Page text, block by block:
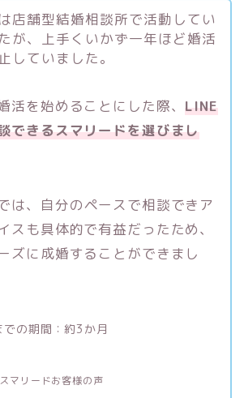
店舗型結婚相談所で活動してい
が、上手くいかず一年ほど婚活
していました。
活を始めることにした際、LINE
できるスマリードを選びまし
は、 自分のペースで相談できア
スも具体的で有益だったため、
ズに成婚することができまし
での期間：約3か月
マリードお客様の声